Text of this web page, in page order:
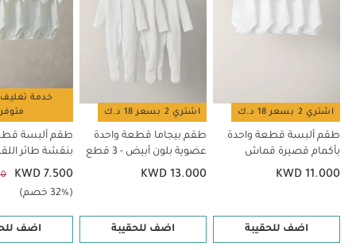
اشتري 2 بسعر 18 د.ك
طقم ألبسة قطعة واحدة
بأكمام قصيرة قماش
عضوي بلون أبيض - 5 قطع
KWD 11.000
اضف للحقيبة
اشتري 2 بسعر 18 د.ك
طقم بيجاما قطعة واحدة
عضوية بلون أبيض - 3 قطع
KWD 13.000
اضف للحقيبة
خدمة تغليف
طقم ألبسة
بنقشة طائر اللقلق
KWD 7.500
(32% خصم)
اضف